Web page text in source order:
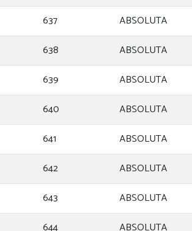
637 ABSOLUTA
638 ABSOLUTA
639 ABSOLUTA
640 ABSOLUTA
641 ABSOLUTA
642 ABSOLUTA
643 ABSOLUTA
644 ABSOLUTA